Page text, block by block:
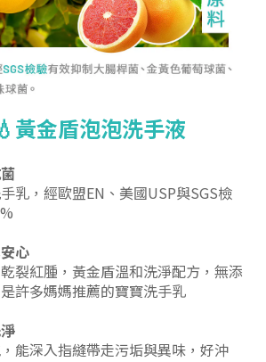
黃金盾泡泡洗手液
乳，經歐盟EN、美國USP與SGS檢
心
裂紅腫，黃金盾溫和洗淨配方，無添
許多媽媽推薦的寶寶洗手乳
能深入指縫帶走污垢與異味，好沖